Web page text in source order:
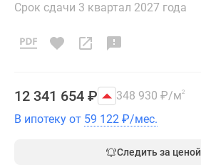
Срок сдачи 3 квартал 2027 года
12 341 654 ₽ 348 930 ₽/м2
В ипотеку от 59 122 ₽/мес.
Следить за ценой